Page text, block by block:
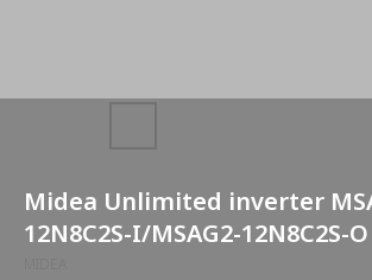
Midea Unlimited inverter
12N8C2S-I/MSAG2-12N8C2S-O